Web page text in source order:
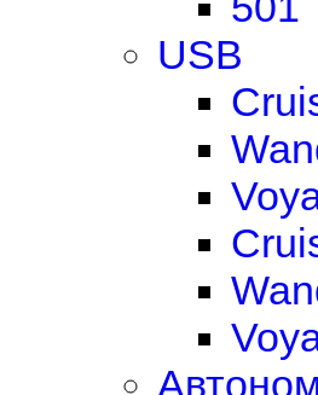
USB